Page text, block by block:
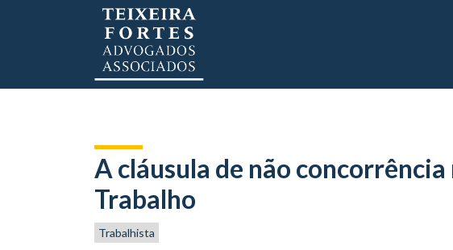
A cláusula de não concorrência
Trabalho
Trabalhista